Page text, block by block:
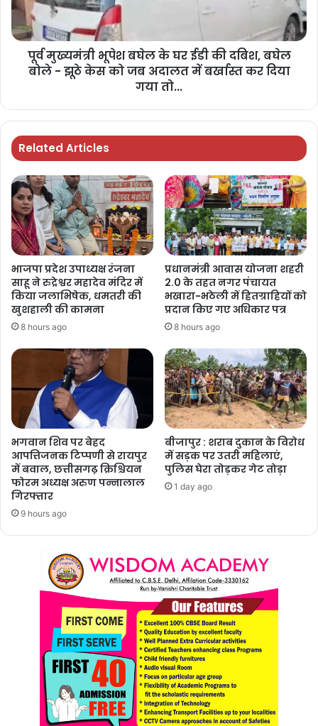
पूर्व मुख्यमंत्री भूपेश बघेल के घर ईडी की दबिश, बघेल
बोले - झूठे केस को जब अदालत में बर्खास्त कर दिया
गया तो...
Related Articles
भाजपा प्रदेश उपाध्यक्ष रंजना
साहू ने रुद्रेश्वर महादेव मंदिर में
किया जलाभिषेक, धमतरी की
खुशहाली की कामना
8 hours ago
प्रधानमंत्री आवास योजना शहरी
2.0 के तहत नगर पंचायत
भखारा-भठेली में हितग्राहियों को
प्रदान किए गए अधिकार पत्र
8 hours ago
भगवान शिव पर बेहद
आपत्तिजनक टिप्पणी से रायपुर
में बवाल, छत्तीसगढ़ क्रिश्चियन
फोरम अध्यक्ष अरुण पन्नालाल
गिरफ्तार
9 hours ago
बीजापुर : शराब दुकान के विरोध
में सड़क पर उतरी महिलाएं,
पुलिस घेरा तोड़कर गेट तोड़ा
1 day ago